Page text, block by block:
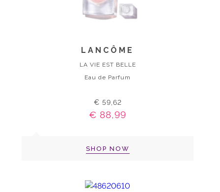
LANCÔME
LA VIE EST BELLE
Eau de Parfum
€ 59,62
€ 88,99
SHOP NOW